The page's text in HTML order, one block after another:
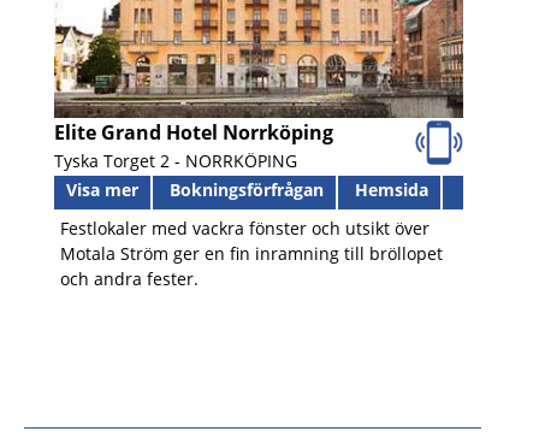
Elite Grand Hotel Norrköping
Tyska Torget 2 - NORRKÖPING
Visa mer
Bokningsförfrågan
Hemsida
Festlokaler med vackra fönster och utsikt över
Motala Ström ger en fin inramning till bröllopet
och andra fester.